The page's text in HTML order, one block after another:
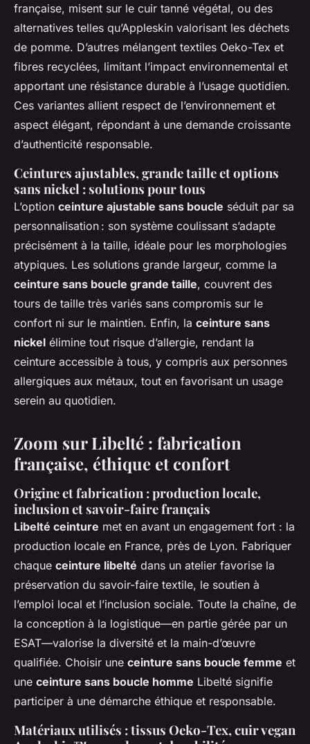
française, misent sur le cuir tanné végétal, ou des
alternatives telles qu’Appleskin valorisant les déchets
de pomme. D’autres mélangent textiles Oeko-Tex et
fibres recyclées, limitant l’impact environnemental et
apportant une résistance durable à l’usage quotidien.
Ces variantes allient respect de l’environnement et
aspect élégant, répondant à une demande croissante
d’authenticité responsable.
Ceintures ajustables, grande taille et options
sans nickel : solutions pour tous
L’option ceinture ajustable sans boucle séduit par sa
personnalisation : son système coulissant s’adapte
précisément à la taille, idéale pour les morphologies
atypiques. Les solutions grande largeur, comme la
ceinture sans boucle grande taille, couvrent des
tours de taille très variés sans compromis sur le
confort ni sur le maintien. Enfin, la ceinture sans
nickel élimine tout risque d’allergie, rendant la
ceinture accessible à tous, y compris aux personnes
allergiques aux métaux, tout en favorisant un usage
serein au quotidien.
Zoom sur Libelté : fabrication
française, éthique et confort
Origine et fabrication : production locale,
inclusion et savoir-faire français
Libelté ceinture met en avant un engagement fort : la
production locale en France, près de Lyon. Fabriquer
chaque ceinture libelté dans un atelier favorise la
préservation du savoir-faire textile, le soutien à
l’emploi local et l’inclusion sociale. Toute la chaîne, de
la conception à la logistique—en partie gérée par un
ESAT—valorise la diversité et la main-d’œuvre
qualifiée. Choisir une ceinture sans boucle femme et
une ceinture sans boucle homme Libelté signifie
participer à une démarche éthique et responsable.
Matériaux utilisés : tissus Oeko-Tex, cuir vegan